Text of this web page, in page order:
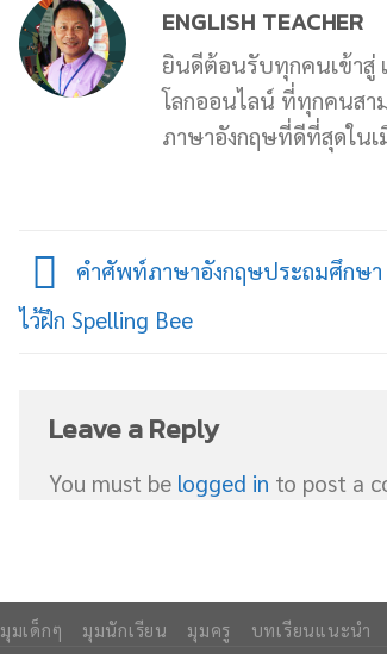
ENGLISH TEACHER
ยินดีต้อนรับทุกคนเข้าสู่
โลกออนไลน์ ที่ทุกคนสาม
ภาษาอังกฤษที่ดีที่สุดในเ
คำศัพท์ภาษาอังกฤษประถมศึกษา
ไว้ฝึก Spelling Bee
Leave a Reply
You must be logged in to post a
มุมเด็กๆ มุมนักเรียน มุมครู บทเรียนแนะนำ